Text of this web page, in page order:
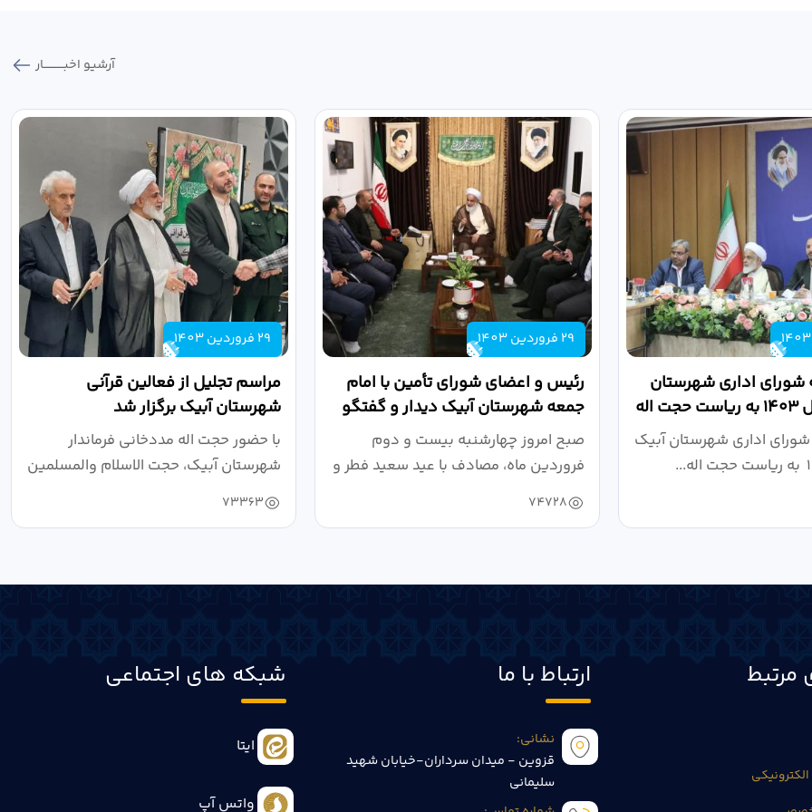
آرشیو اخبـــــــــــار
شورای اداری شهرستان
آبیک در سال ۱۴۰۳ به ریاست حجت اله
اداری شهرستان آبیک
29 فروردین 1403
رئیس و اعضای شورای تأمین با امام
جمعه شهرستان آبیک دیدار و گفتگو
کردند
صبح امروز چهارشنبه بیست و دوم
فروردین ماه، مصادف با عید سعید فطر و
به مناسبت...
74728
29 فروردین 1403
مراسم تجلیل از فعالین قرآنی
شهرستان آبیک برگزار شد
با حضور حجت اله مددخانی فرماندار
شهرستان آبیک، حجت الاسلام والمسلمین
روحانی...
73363
مرتبط ارتباط با ما
نشانی:
قزوین - میدان سرداران-خیابان شهید
سلیمانی
شبکه های اجتماعی
ایتا
واتس آپ